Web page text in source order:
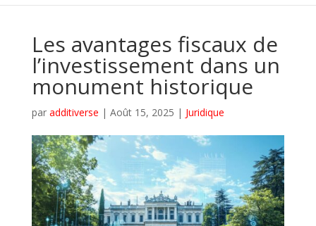
Les avantages fiscaux de
l’investissement dans un
monument historique
par additiverse | Août 15, 2025 | Juridique